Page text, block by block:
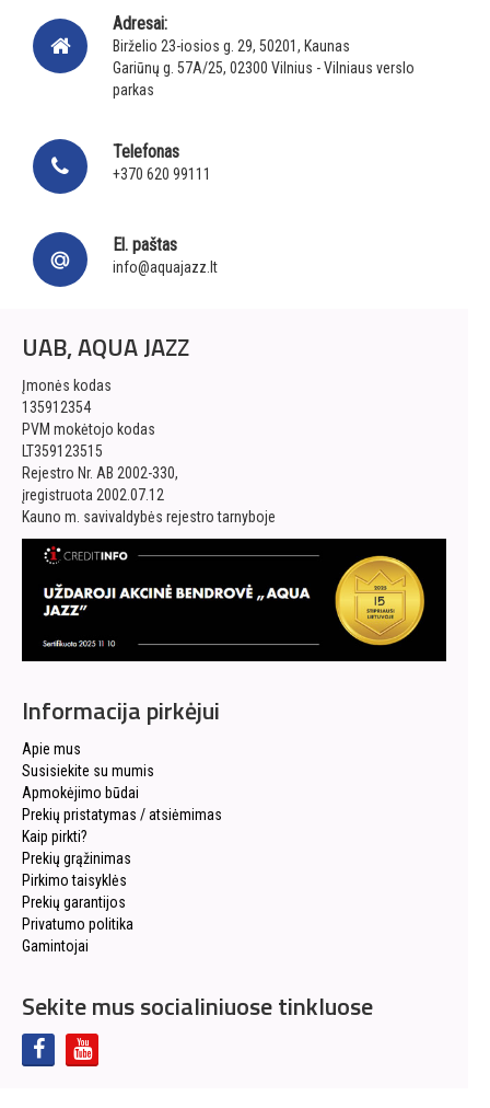
Adresai:
Birželio 23-iosios g. 29, 50201, Kaunas
Gariūnų g. 57A/25, 02300 Vilnius - Vilniaus verslo
parkas
Telefonas
+370 620 99111
El. paštas
info@aquajazz.lt
UAB, AQUA JAZZ
Įmonės kodas
135912354
PVM mokėtojo kodas
LT359123515
Rejestro Nr. AB 2002-330,
įregistruota 2002.07.12
Kauno m. savivaldybės rejestro tarnyboje
Informacija pirkėjui
Apie mus
Susisiekite su mumis
Apmokėjimo būdai
Prekių pristatymas / atsiėmimas
Kaip pirkti?
Prekių grąžinimas
Pirkimo taisyklės
Prekių garantijos
Privatumo politika
Gamintojai
Sekite mus socialiniuose tinkluose